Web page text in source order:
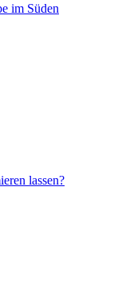
im Süden
lassen?